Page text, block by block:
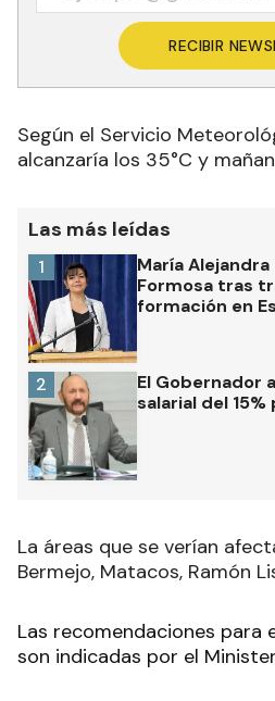
RECIBIR
Según el Servicio
alcanzaría los 35°C y
Las más leídas
María
Formosa tras
formación en
1
El Gobernador
salarial del
2
La áreas que se verían
Bermejo, Matacos, Ramón
Las recomendaciones para
son indicadas por el